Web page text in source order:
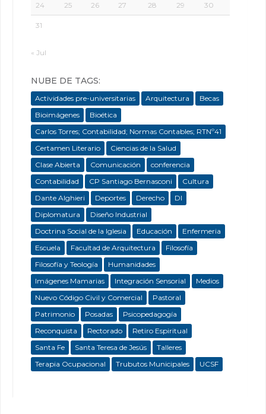
24 25 26 27 28 29 30
31
« Jul
NUBE DE TAGS:
Actividades pre-universitarias Arquitectura
Becas
Bioimágenes
Bioética
Carlos Torres; Contabilidad; Normas Contables; RTNº41
Certamen Literario
Ciencias de la Salud
Clase Abierta
Comunicación
conferencia
Contabilidad
CP Santiago Bernasconi
Cultura
Dante Alghieri
Deportes Derecho
DI
Diplomatura
Diseño Industrial
Doctrina Social de la Iglesia
Educación
Enfermeria
Escuela
Facultad de Arquitectura
Filosofía
Filosofía y Teología
Humanidades
Imágenes Mamarias
Integración Sensorial
Medios
Nuevo Código Civil y Comercial
Pastoral
Patrimonio
Posadas
Psicopedagogía
Reconquista
Rectorado
Retiro Espiritual
Santa Fe
Santa Teresa de Jesús
Talleres
Terapia Ocupacional
Trubutos Municipales UCSF